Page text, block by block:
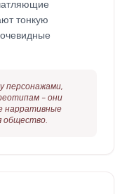
тонкую
персонажами,
- они
нарративные
общество.